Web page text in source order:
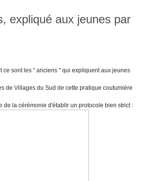
expliqué aux jeunes par
ce sont les " anciens " qui expliquent aux jeunes
de Villages du Sud de cette pratique coutumière
de la cérémonie d'établir un protocole bien strict :